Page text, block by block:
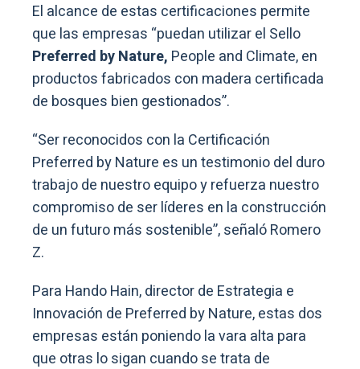
El alcance de estas certificaciones permite
que las empresas “puedan utilizar el Sello
Preferred by Nature, People and Climate, en
productos fabricados con madera certificada
de bosques bien gestionados”.
“Ser reconocidos con la Certificación
Preferred by Nature es un testimonio del duro
trabajo de nuestro equipo y refuerza nuestro
compromiso de ser líderes en la construcción
de un futuro más sostenible”, señaló Romero
Z.
Para Hando Hain, director de Estrategia e
Innovación de Preferred by Nature, estas dos
empresas están poniendo la vara alta para
que otras lo sigan cuando se trata de